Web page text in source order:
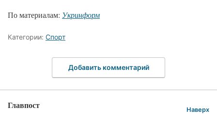
По материалам: Укринформ
Категории: Спорт
Добавить комментарий
Главпост Наверх